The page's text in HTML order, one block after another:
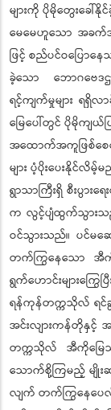
များကို ပိုမိုတွေးခေါ်နို
မေမေဟူသော အခက်အ
ဖြင့် စည်ပင်ဝပြောန
ခဲ့သော ဘောဂဗေ
ရင့်ကျက်မှုများ ရရှိ
မြေပေါ်တွင် ပိုမိုကျယ်
အထောက်အကူဖြစ်စေ
များ ပံ့ပိုးပေးနိုင်လိ
ရွာသာကြီးရှိ စီးပွား
က လွင့်ပျံထွက်သွားသ
ဝင်သွားသည်။ ပင်မဆ
တက်ကြွနေသော အီကို
ရွက်ဟောင်းများကြွ
ရန်ကုန်တက္ကသိုလ် ရ
အင်းလျားကန်တိုနှင့်
တက္ကသိုလ် အီကိုမြ
သောက်စို့ကြမည့် မျို
လျက် တက်ကြွနေပေ